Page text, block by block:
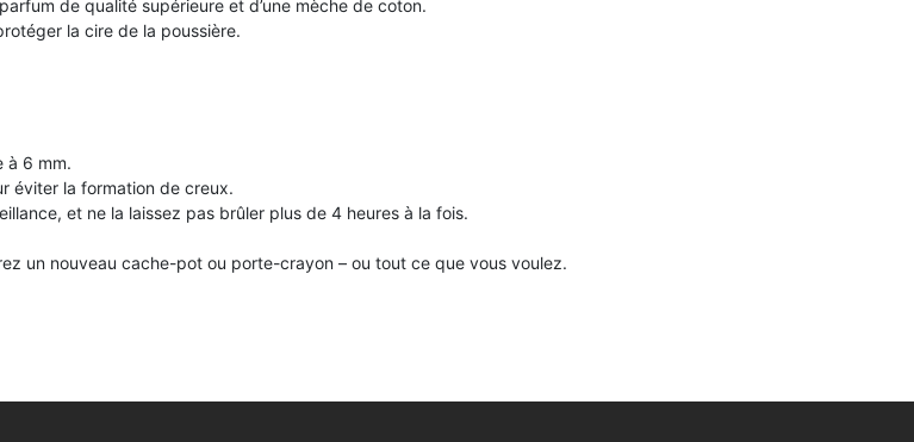
de qualité supérieure et d’une mèche de coton.
la cire de la poussière.
à 6 mm.
éviter la formation de creux.
et ne la laissez pas brûler plus de 4 heures à la fois.
un nouveau cache-pot ou porte-crayon – ou tout ce que vous voulez.